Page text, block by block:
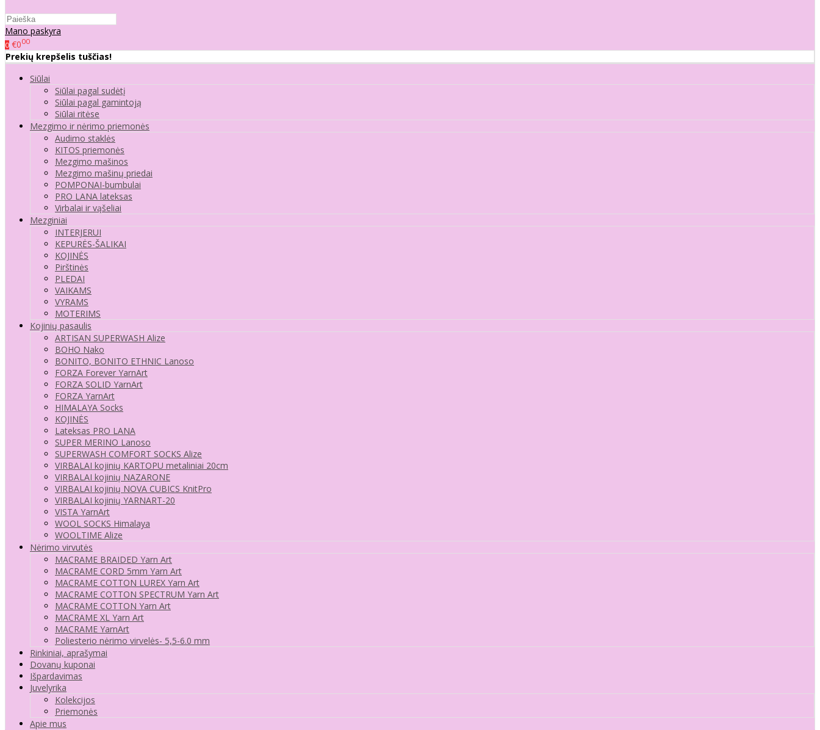
Mano paskyra
0 €000
Prekių krepšelis tuščias!
Siūlai
Siūlai pagal sudėtį
Siūlai pagal gamintoją
Siūlai ritėse
Mezgimo ir nėrimo priemonės
Audimo staklės
KITOS priemonės
Mezgimo mašinos
Mezgimo mašinų priedai
POMPONAI-bumbulai
PRO LANA lateksas
Virbalai ir vąšeliai
Mezginiai
INTERJERUI
KEPURĖS-ŠALIKAI
KOJINĖS
Pirštinės
PLEDAI
VAIKAMS
VYRAMS
MOTERIMS
Kojinių pasaulis
ARTISAN SUPERWASH Alize
BOHO Nako
BONITO, BONITO ETHNIC Lanoso
FORZA Forever YarnArt
FORZA SOLID YarnArt
FORZA YarnArt
HIMALAYA Socks
KOJINĖS
Lateksas PRO LANA
SUPER MERINO Lanoso
SUPERWASH COMFORT SOCKS Alize
VIRBALAI kojinių KARTOPU metaliniai 20cm
VIRBALAI kojinių NAZARONE
VIRBALAI kojinių NOVA CUBICS KnitPro
VIRBALAI kojinių YARNART-20
VISTA YarnArt
WOOL SOCKS Himalaya
WOOLTIME Alize
Nėrimo virvutės
MACRAME BRAIDED Yarn Art
MACRAME CORD 5mm Yarn Art
MACRAME COTTON LUREX Yarn Art
MACRAME COTTON SPECTRUM Yarn Art
MACRAME COTTON Yarn Art
MACRAME XL Yarn Art
MACRAME YarnArt
Poliesterio nėrimo virvelės- 5,5-6.0 mm
Rinkiniai, aprašymai
Dovanų kuponai
Išpardavimas
Juvelyrika
Kolekcijos
Priemonės
Apie mus